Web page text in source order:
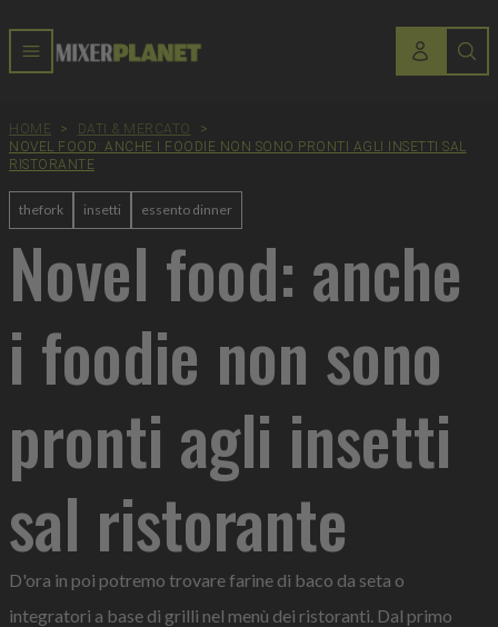
HOME > DATI & MERCATO
>
NOVEL FOOD: ANCHE I FOODIE NON SONO PRONTI AGLI INSETTI SAL
RISTORANTE
thefork insetti essento dinner
Novel food: anche
i foodie non sono
pronti agli insetti
sal ristorante
D'ora in poi potremo trovare farine di baco da seta o
integratori a base di grilli nel menù dei ristoranti. Dal primo